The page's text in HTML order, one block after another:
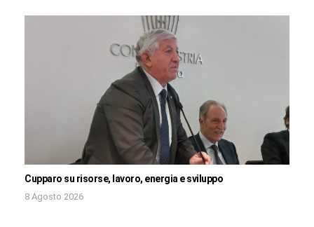
Cupparo su risorse, lavoro, energia e sviluppo
8 Agosto 2026